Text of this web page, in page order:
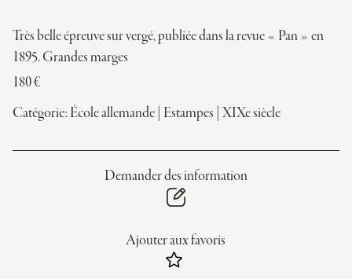
Très belle épreuve sur vergé, publiée dans la revue « Pan » en
1895. Grandes marges
180€
Catégorie: École allemande Estampes XIXe siècle
Demander des information
Ajouter aux favoris